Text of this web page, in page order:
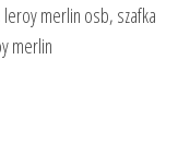
merlin osb, szafka
merlin